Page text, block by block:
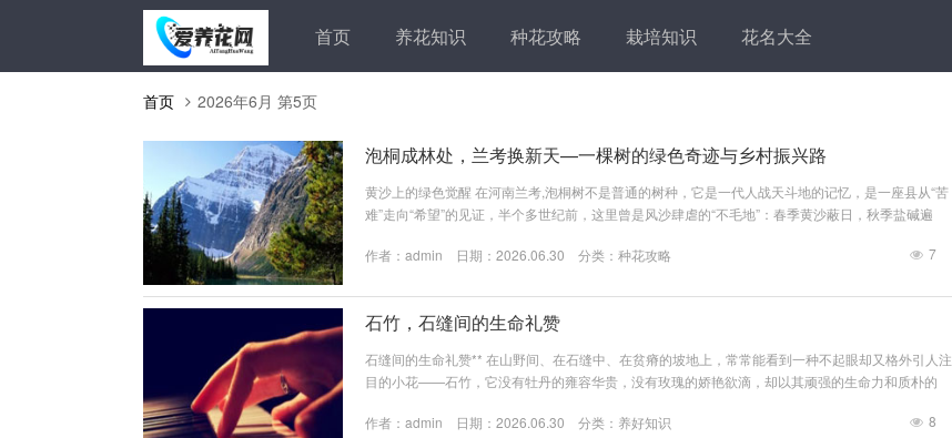
首页 养花知识 种花攻略 栽培知识 花名大全
首页 2026年6月 第5页
泡桐成林处，兰考换新天—一棵树的绿色奇迹与乡村振兴路
黄沙上的绿色觉醒 在河南兰考,泡桐树不是普通的树种，它是一代人战天斗地的记忆，是一座县从“苦
难”走向“希望”的见证，半个多世纪前，这里曾是风沙肆虐的“不毛地”：春季黄沙蔽日，秋季盐碱遍
来到兰考，带领群众“贴膏药扎针”——用淤泥覆盖沙丘（贴膏药），再种上耐旱的泡桐树（扎针），
沙，而是连绵...
作者： admin 日期：2026.06.30 分类： 种花攻略 7
石竹，石缝间的生命礼赞
石缝间的生命礼赞** 在山野间、在石缝中、在贫瘠的坡地上，常常能看到一种不起眼却又格外引人注
目的小花——石竹，它没有牡丹的雍容华贵，没有玫瑰的娇艳欲滴，却以其顽强的生命力和质朴的
石竹科石竹属多年生草本植物，它的名字或许源于其茎节膨大，犹如竹节般挺拔有力，植株不高，通
作者： admin 日期：2026.06.30 分类： 养好知识 8